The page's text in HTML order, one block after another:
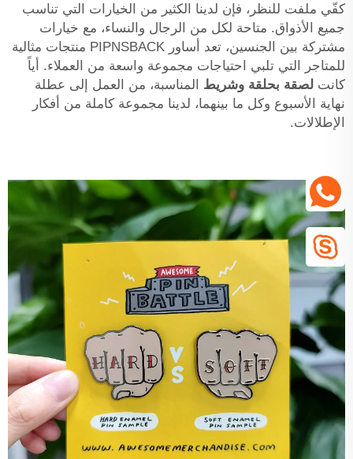
كفّي ملفت للنظر، فإن لدينا الكثير من الخيارات التي تناسب
جميع الأذواق. متاحة لكل من الرجال والنساء، مع خيارات
مشتركة بين الجنسين، تعد أساور PIPNSBACK منتجات مثالية
للمتاجر التي تلبي احتياجات مجموعة واسعة من العملاء. أياً
كانت لصقة بحلقة وشريط
المناسبة، من العمل إلى عطلة
نهاية الأسبوع وكل ما بينهما، لدينا مجموعة كاملة من أفكار
الإطلالات.